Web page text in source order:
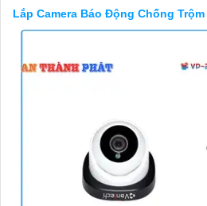
Lắp Camera Báo Động Chống Trộm